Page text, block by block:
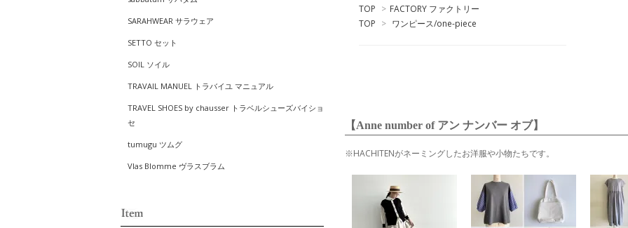
SARAHWEAR サラウェア
SETTO セット
SOIL ソイル
TRAVAIL MANUEL トラバイユ マニュアル
TRAVEL SHOES by chausser トラベルシューズバイショ
セ
tumugu ツムグ
Vlas Blomme ヴラスブラム
TOP > FACTORY ファクトリー
TOP > ワンピース/one-piece
【Anne number of アン ナンバー オブ】
※HACHITENがネーミングしたお洋服や小物たちです。